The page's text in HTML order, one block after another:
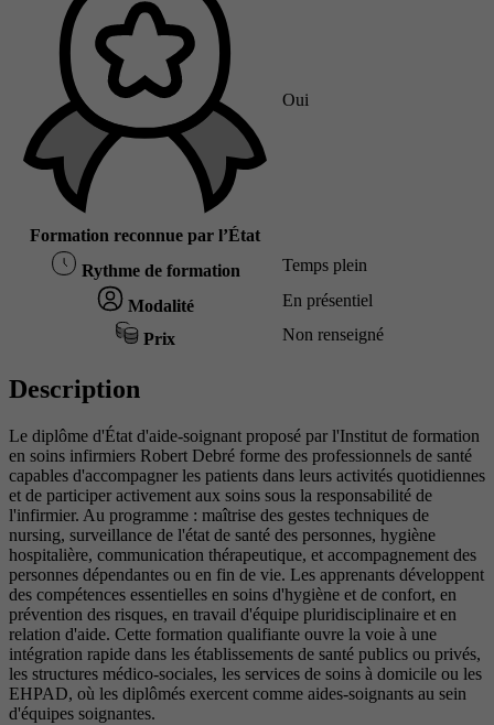
Formation reconnue par l’État
Oui
Rythme de formation Temps plein
Modalité En présentiel
Prix Non renseigné
Description
Le diplôme d'État d'aide-soignant proposé par l'Institut de formation
en soins infirmiers Robert Debré forme des professionnels de santé
capables d'accompagner les patients dans leurs activités quotidiennes
et de participer activement aux soins sous la responsabilité de
l'infirmier. Au programme : maîtrise des gestes techniques de
nursing, surveillance de l'état de santé des personnes, hygiène
hospitalière, communication thérapeutique, et accompagnement des
personnes dépendantes ou en fin de vie. Les apprenants développent
des compétences essentielles en soins d'hygiène et de confort, en
prévention des risques, en travail d'équipe pluridisciplinaire et en
relation d'aide. Cette formation qualifiante ouvre la voie à une
intégration rapide dans les établissements de santé publics ou privés,
les structures médico-sociales, les services de soins à domicile ou les
EHPAD, où les diplômés exercent comme aides-soignants au sein
d'équipes soignantes.